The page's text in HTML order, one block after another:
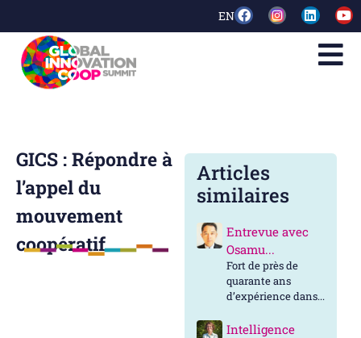
EN
GICS : Répondre à
l’appel du
mouvement
coopératif
Articles
similaires
Entrevue avec
Osamu...
Fort de près de
quarante ans
d’expérience dans...
Intelligence